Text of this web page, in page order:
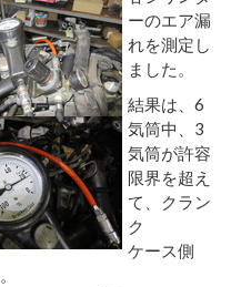
ーのエア漏
れを測定し
ました。
結果は、6
気筒中、3
気筒が許容
限界を超え
て、クラン
ク
ケース側